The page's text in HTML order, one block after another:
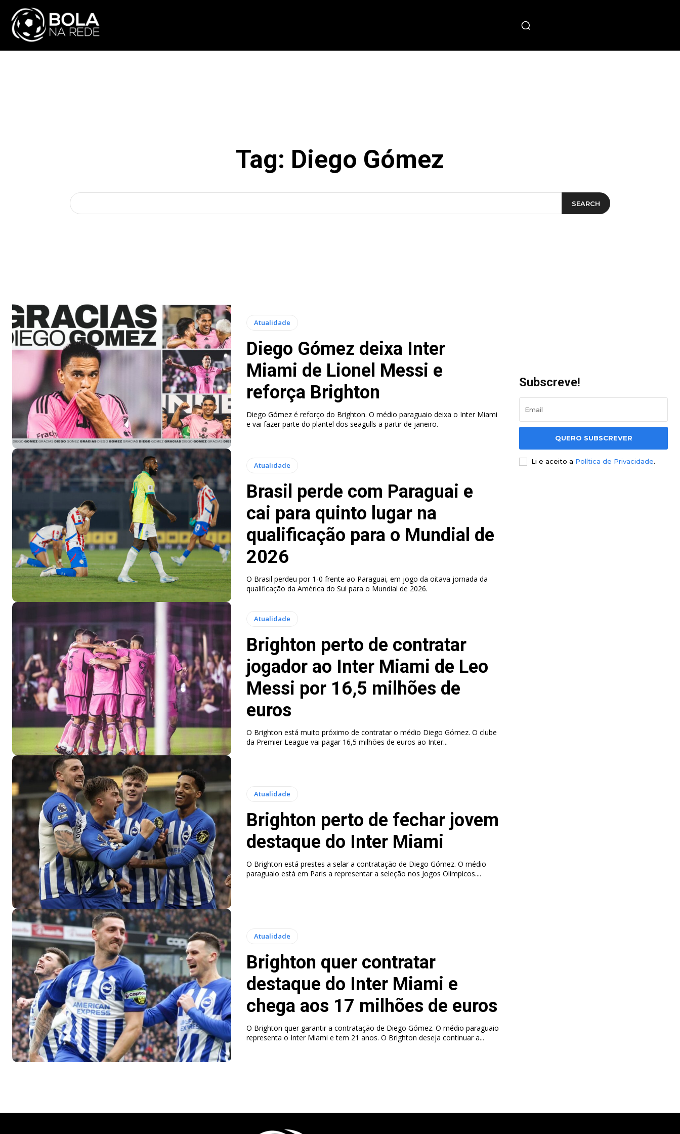
Tag: Diego Gómez
SEARCH
Atualidade
Diego Gómez deixa Inter
Miami de Lionel Messi e
reforça Brighton
Diego Gómez é reforço do Brighton. O médio paraguaio deixa o Inter Miami
e vai fazer parte do plantel dos seagulls a partir de janeiro.
Atualidade
Brasil perde com Paraguai e
cai para quinto lugar na
qualificação para o Mundial de
2026
O Brasil perdeu por 1-0 frente ao Paraguai, em jogo da oitava jornada da
qualificação da América do Sul para o Mundial de 2026.
Atualidade
Brighton perto de contratar
jogador ao Inter Miami de Leo
Messi por 16,5 milhões de
euros
O Brighton está muito próximo de contratar o médio Diego Gómez. O clube
da Premier League vai pagar 16,5 milhões de euros ao Inter...
Atualidade
Brighton perto de fechar jovem
destaque do Inter Miami
O Brighton está prestes a selar a contratação de Diego Gómez. O médio
paraguaio está em Paris a representar a seleção nos Jogos Olímpicos....
Atualidade
Brighton quer contratar
destaque do Inter Miami e
chega aos 17 milhões de euros
O Brighton quer garantir a contratação de Diego Gómez. O médio paraguaio
representa o Inter Miami e tem 21 anos. O Brighton deseja continuar a...
Subscreve!
QUERO SUBSCREVER
Li e aceito a Política de Privacidade.